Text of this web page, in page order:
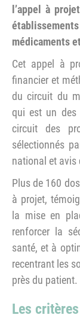
l’appel à
médicaments
Cet appel à
financier et
du circuit du
qui est un des
circuit des
sélectionnés
national et avis
Plus de 160
à projet,
la mise en
renforcer la
santé, et à
recentrant les
près du patient.
Les